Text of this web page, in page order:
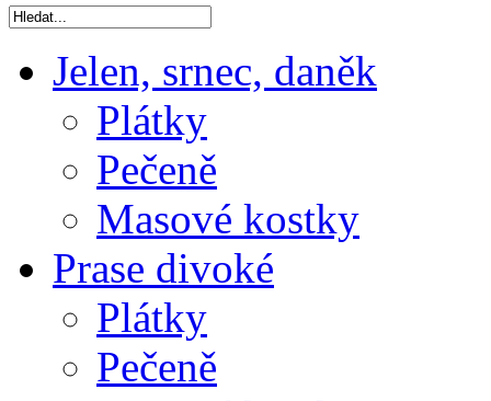
Jelen, srnec, daněk
Plátky
Pečeně
Masové kostky
Prase divoké
Plátky
Pečeně